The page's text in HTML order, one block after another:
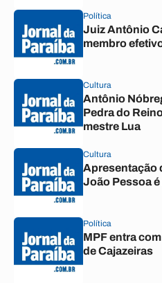
Política
Juiz Antônio
membro
Cultura
Antônio
Pedra do
mestre Lua
Cultura
Apresentação
João Pessoa
Política
MPF entra
de Cajazeiras